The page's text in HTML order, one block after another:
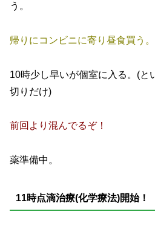
う。
帰りにコンビニに寄り昼食買う。
10時少し早いが個室に入る。(と
切りだけ)
前回より混んでるぞ！
薬準備中。
11時点滴治療(化学療法)開始！